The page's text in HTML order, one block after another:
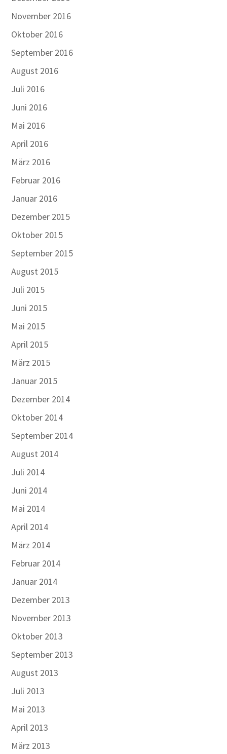
November 2016
Oktober 2016
September 2016
August 2016
Juli 2016
Juni 2016
Mai 2016
April 2016
März 2016
Februar 2016
Januar 2016
Dezember 2015
Oktober 2015
September 2015
August 2015
Juli 2015
Juni 2015
Mai 2015
April 2015
März 2015
Januar 2015
Dezember 2014
Oktober 2014
September 2014
August 2014
Juli 2014
Juni 2014
Mai 2014
April 2014
März 2014
Februar 2014
Januar 2014
Dezember 2013
November 2013
Oktober 2013
September 2013
August 2013
Juli 2013
Mai 2013
April 2013
März 2013